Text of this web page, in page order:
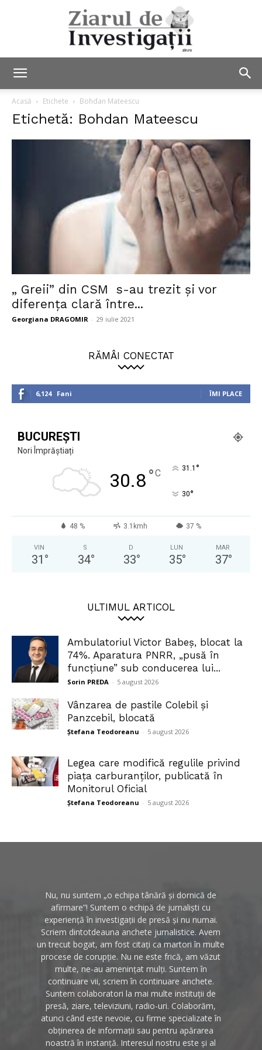
Investigații
Acasă Etichete Bohdan Mateescu
Etichetă: Bohdan Mateescu
„ Greii” din CSM s-au trezit și vor
diferența clară între...
Georgiana DRAGOMIR - 29 iulie 2021
RĂMÂI CONECTAT
6,124 Fani ÎMI PLACE
BUCUREȘTI
Nori Împrăștiați
30.8°C 31.1 °
30°
48 % 3.1kmh 37 %
VIN
31 °
S
34°
D
33°
LUN
35°
MAR
37°
ULTIMUL ARTICOL
Ambulatoriul Victor Babeș, blocat la
74%. Aparatura PNRR, „pusă în
funcțiune” sub conducerea lui...
Sorin PREDA - 5 august 2026
Vânzarea de pastile Colebil și
Panzcebil, blocată
Ștefana Teodoreanu - 5 august 2026
Legea care modifică regulile privind
piața carburanților, publicată în
Monitorul Oficial
Ștefana Teodoreanu - 5 august 2026
Nu, nu suntem „o echipa tânără și dornică de
afirmare”! Suntem o echipă de jurnaliști cu
experiență în investigații de presă și nu numai.
Scriem dintotdeauna anchete jurnalistice. Avem
un trecut bogat, am fost citați ca martori în multe
procese de corupție. Nu ne este frică, am văzut
multe, ne-au amenințat mulți. Suntem în
continuare vii, scriem în continuare anchete.
Suntem colaboratori la mai multe instituții de
presă, ziare, televiziuni, radio-uri. Colaborăm,
atunci când este nevoie, cu firme specializate în
obținerea de informații sau pentru apărarea
noastră în instanță. Interesul nostru este și al